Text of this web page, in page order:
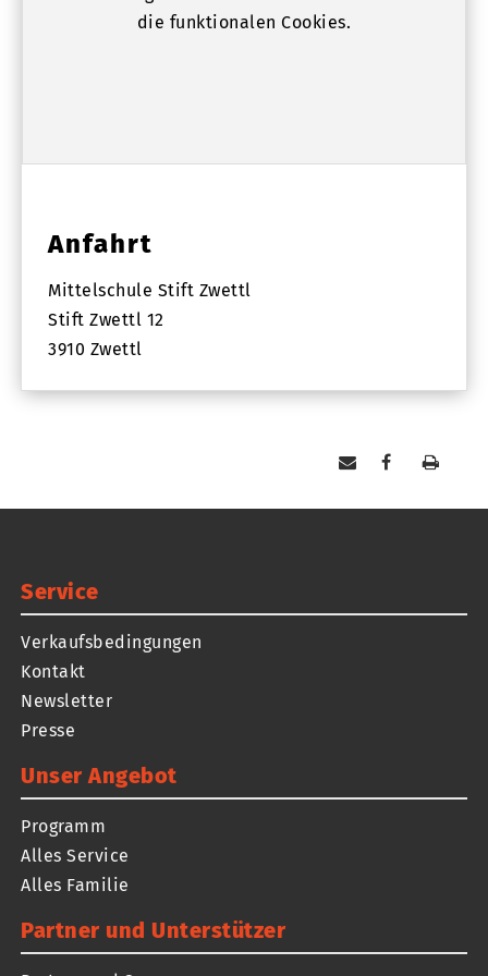
die funktionalen Cookies.
Anfahrt
Mittelschule Stift Zwettl
Stift Zwettl 12
3910 Zwettl
Service
Verkaufsbedingungen
Kontakt
Newsletter
Presse
Unser Angebot
Programm
Alles Service
Alles Familie
Partner und Unterstützer